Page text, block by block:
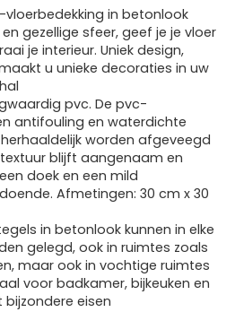
in betonlook
gezellige sfeer, geef je je vloer
je interieur. Uniek design,
u unieke decoraties in uw
pvc. De pvc-
antifouling en waterdichte
worden afgeveegd
blijft aangenaam en
doek en een mild
Afmetingen: 30 cm x 30
in betonlook kunnen in elke
gelegd, ook in ruimtes zoals
maar ook in vochtige ruimtes
voor badkamer, bijkeuken en
eisen